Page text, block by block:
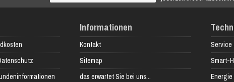
Informationen
Kontakt
Sitemap
das erwartet Sie bei uns...
Service
Smart-
Energie